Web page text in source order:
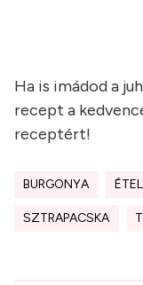
Ha is imádod a
recept a
receptért!
BURGONYA
SZTRAPACSKA